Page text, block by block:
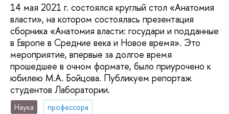
14 мая 2021 г. состоялся круглый стол «Анатомия
власти», на котором состоялась презентация
сборника «Анатомия власти: государи и подданные
в Европе в Средние века и Новое время». Это
мероприятие, впервые за долгое время
прошедшее в очном формате, было приурочено к
юбилею М.А. Бойцова. Публикуем репортаж
студентов Лаборатории.
Наука
профессора